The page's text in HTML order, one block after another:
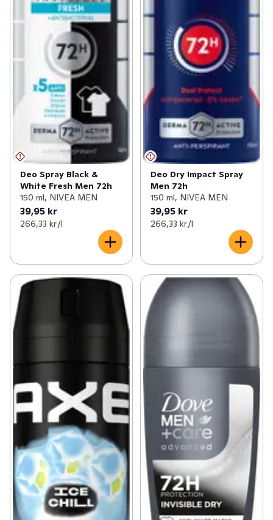
Deo Spray Black &
White Fresh Men 72h
150 ml, NIVEA MEN
39,95 kr
266,33 kr /l
Deo Dry Impact Spray
Men 72h
150 ml, NIVEA MEN
39,95 kr
266,33 kr /l